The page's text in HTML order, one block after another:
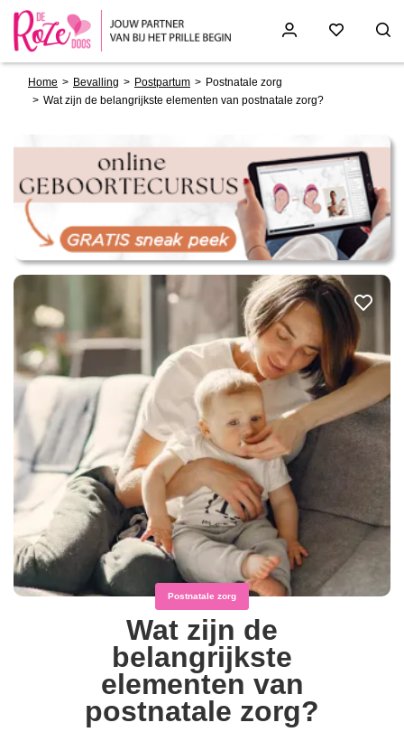
Home Bevalling Postpartum
Postnatale zorg
Wat zijn de belangrijkste elementen van postnatale zorg?
Postnatale zorg
Wat zijn de
belangrijkste
elementen van
postnatale zorg?